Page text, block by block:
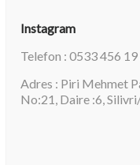
Instagram
Telefon : 0533 456
Adres : Piri Mehmet
No:21, Daire :6,